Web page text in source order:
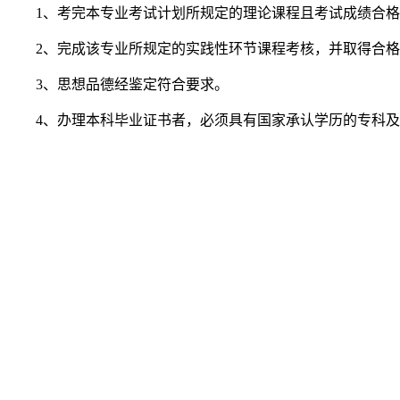
1、考完本专业考试计划所规定的理论课程且考试成绩合格
2、完成该专业所规定的实践性环节课程考核，并取得合格
3、思想品德经鉴定符合要求。
4、办理本科毕业证书者，必须具有国家承认学历的专科及